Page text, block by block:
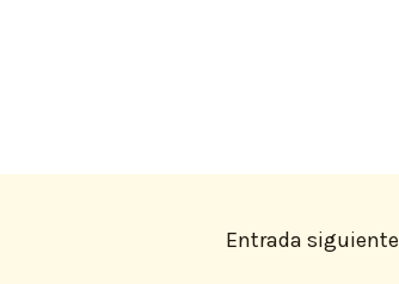
Entrada siguiente